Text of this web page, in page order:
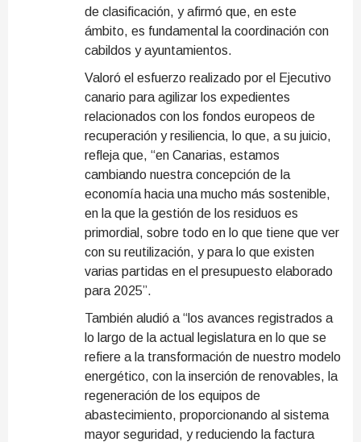
de clasificación, y afirmó que, en este
ámbito, es fundamental la coordinación con
cabildos y ayuntamientos.
Valoró el esfuerzo realizado por el Ejecutivo
canario para agilizar los expedientes
relacionados con los fondos europeos de
recuperación y resiliencia, lo que, a su juicio,
refleja que, “en Canarias, estamos
cambiando nuestra concepción de la
economía hacia una mucho más sostenible,
en la que la gestión de los residuos es
primordial, sobre todo en lo que tiene que ver
con su reutilización, y para lo que existen
varias partidas en el presupuesto elaborado
para 2025”.
También aludió a “los avances registrados a
lo largo de la actual legislatura en lo que se
refiere a la transformación de nuestro modelo
energético, con la inserción de renovables, la
regeneración de los equipos de
abastecimiento, proporcionando al sistema
mayor seguridad, y reduciendo la factura